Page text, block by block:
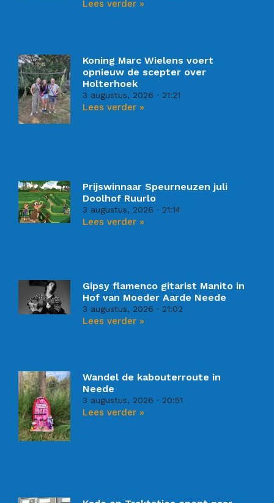
Lees verder »
Koning Marc Wielens voert
opnieuw de scepter over
Holterhoek
3 augustus, 2026 21:21
Lees verder »
Prijswinnaar Speurneuzen juli
Doolhof Ruurlo
3 augustus, 2026 21:14
Lees verder »
Gipsy flamenco gitarist Manito in
Hof van Moeder Aarde Neede
3 augustus, 2026 21:02
Lees verder »
Wandel de kabouterroute in
Neede
3 augustus, 2026 20:51
Lees verder »